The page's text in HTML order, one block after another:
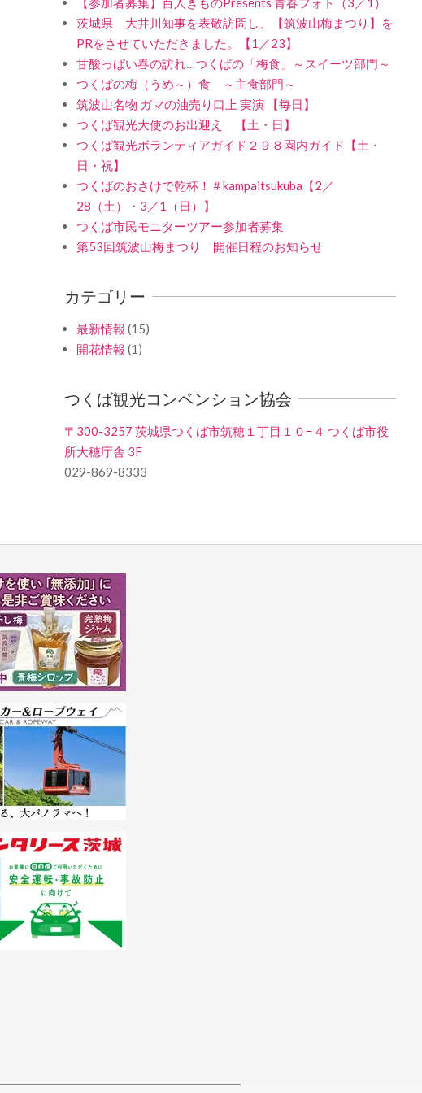
茨城県 大井川知事を表敬訪問し、【筑波山梅まつり】を
PRをさせていただきました。【1／23】
甘酸っぱい春の訪れ…つくばの「梅食」～スイーツ部門～
つくばの梅（うめ～）食 ～主食部門～
筑波山名物 ガマの油売り口上 実演 【毎日】
つくば観光大使のお出迎え 【土・日】
つくば観光ボランティアガイド２９８園内ガイド【土・
日・祝】
つくばのおさけで乾杯！＃kampaitsukuba【2／
28（土）・3／1（日）】
つくば市民モニターツアー参加者募集
第53回筑波山梅まつり 開催日程のお知らせ
カテゴリー
最新情報 (15)
開花情報 (1)
つくば観光コンベンション協会
〒300-3257 茨城県つくば市筑穂１丁目１０−４ つくば市役
所大穂庁舎 3F
029-869-8333